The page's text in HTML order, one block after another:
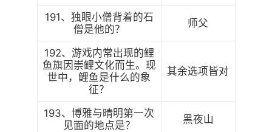
191、独眼小僧背着的石
僧是他的？
师父
192、游戏内常出现的鲤
鱼旗因崇鲤文化而生。现
世中，鲤鱼是什么的象
征？
其余选项皆对
193、博雅与晴明第一次
见面的地点是？
黑夜山